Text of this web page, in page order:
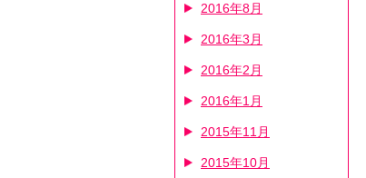
2016年8月
2016年3月
2016年2月
2016年1月
2015年11月
2015年10月